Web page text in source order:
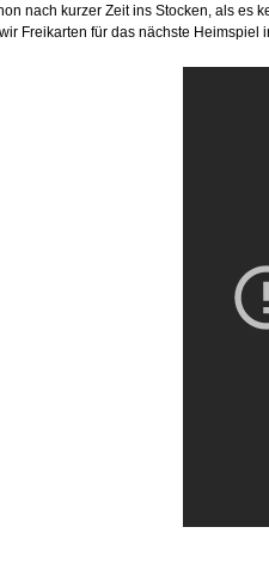
nach kurzer Zeit ins Stocken, als
Freikarten für das nächste Heimspiel